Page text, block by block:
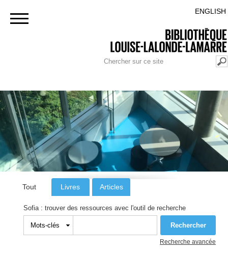
ENGLISH
FORMULAIRE DE RECHERCHE
Rechercher
Tout Livres Articles
Sofia : trouver des ressources avec l'outil de recherche
Recherche avancée